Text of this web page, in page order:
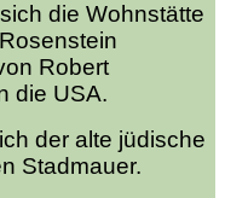
die Wohnstätte
Robert
die USA.
der alte jüdische
Stadmauer.